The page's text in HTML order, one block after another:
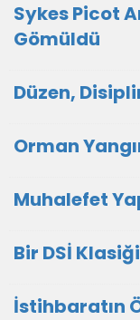
Sykes Picot
Gömüldü
Düzen,
Orman
Muhalefet
Bir DSİ Klasiği
İstihbaratın